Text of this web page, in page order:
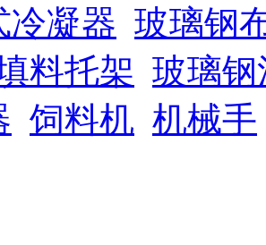
冷凝器 玻璃钢
料托架 玻璃
饲料机 机械手